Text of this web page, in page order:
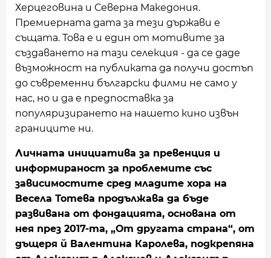
Херцеговина и Северна Македония.
Премиерната дата за тези държави е
същата. Това е и един от мотивите за
създаването на тази селекция - да се даде
възможност на публиката да получи достъп
до съвременни български филми не само у
нас, но и да е предпоставка за
популяризирането на нашето кино извън
границите ни.
Личната инициатива за превенция и
информираност за проблемите със
зависимостите сред младите хора на
Весела Тотева продължава да бъде
развивана от фондацията, основана от
нея през 2017-та, „От другата страна“, от
дъщеря й Валентина Каролева, подкрепяна